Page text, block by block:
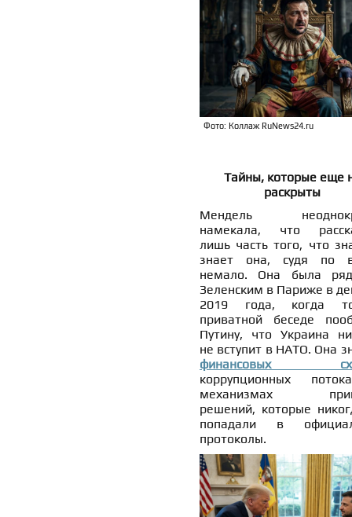
Фото: Коллаж RuNews24.ru
Тайны, которые еще
раскрыты
Мендель
намекала, что
лишь часть того, что
знает она, судя по
немало. Она была
Зеленским в Париже в
2019 года, когда
приватной беседе
Путину, что Украина
не вступит в НАТО. Она
финансовых
коррупционных
механизмах
решений, которые
попадали в
протоколы.